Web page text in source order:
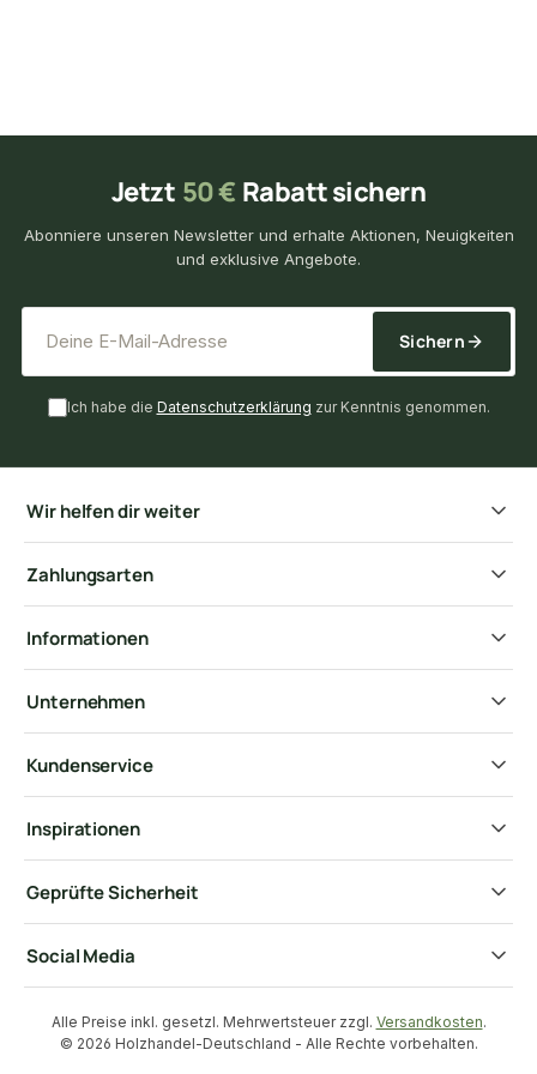
Jetzt 50 € Rabatt sichern
Abonniere unseren Newsletter und erhalte Aktionen, Neuigkeiten
und exklusive Angebote.
Sichern
Ich habe die Datenschutzerklärung zur Kenntnis genommen.
Wir helfen dir weiter
Zahlungsarten
Informationen
Unternehmen
Kundenservice
Inspirationen
Geprüfte Sicherheit
Social Media
Alle Preise inkl. gesetzl. Mehrwertsteuer zzgl. Versandkosten.
© 2026 Holzhandel-Deutschland - Alle Rechte vorbehalten.